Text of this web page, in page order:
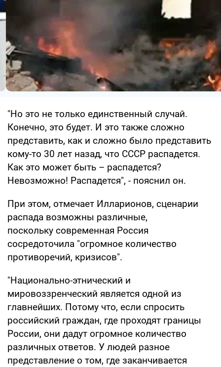
"Но это не только единственный случай.
Конечно, это будет. И это также сложно
представить, как и сложно было представить
кому-то 30 лет назад, что СССР распадется.
Как это может быть – распадется?
Невозможно! Распадется", - пояснил он.
При этом, отмечает Илларионов, сценарии
распада возможны различные,
поскольку современная Россия
сосредоточила "огромное количество
противоречий, кризисов".
"Национально-этнический и
мировоззренческий является одной из
главнейших. Потому что, если спросить
российский граждан, где проходят границы
России, они дадут огромное количество
различных ответов. У людей разное
представление о том, где заканчивается